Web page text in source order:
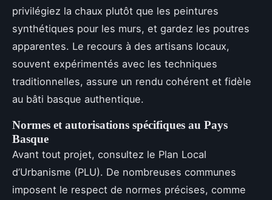
privilégiez la chaux plutôt que les peintures
synthétiques pour les murs, et gardez les poutres
apparentes. Le recours à des artisans locaux,
souvent expérimentés avec les techniques
traditionnelles, assure un rendu cohérent et fidèle
au bâti basque authentique.
Normes et autorisations spécifiques au Pays
Basque
Avant tout projet, consultez le Plan Local
d’Urbanisme (PLU). De nombreuses communes
imposent le respect de normes précises, comme